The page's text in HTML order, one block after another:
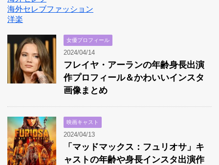
海外セレブファッション
洋楽
女優プロフィール
2024/04/14
フレイヤ・アーランの年齢身長出演
作プロフィール＆かわいいインスタ
画像まとめ
映画キャスト
2024/04/13
「マッドマックス：フュリオサ」キ
ャストの年齢や身長インスタ出演作